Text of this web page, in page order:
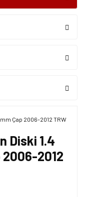
Diski 1.4
2006-2012